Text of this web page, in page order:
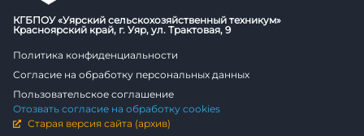
КГБПОУ «Уярский сельскохозяйственный техникум»
Красноярский край, г. Уяр, ул. Трактовая, 9
Политика конфиденциальности
Согласие на обработку персональных данных
Пользовательское соглашение
Отозвать согласие на обработку cookies
Старая версия сайта (архив)